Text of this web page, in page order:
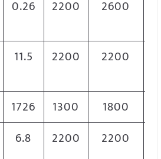
0.26 2200 2600
11.5 2200 2200
1726 1300 1800
6.8 2200 2200